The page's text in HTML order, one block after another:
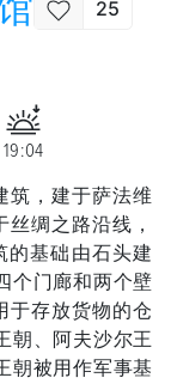
25
19:04
筑，建于萨法维
丝绸之路沿线，
的基础由石头建
个门廊和两个壁
于存放货物的仓
朝、阿夫沙尔王
朝被用作军事基